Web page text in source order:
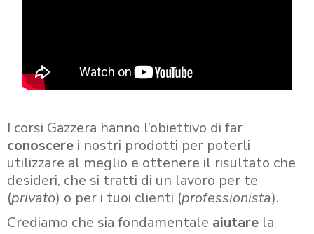
I corsi Gazzera hanno l’obiettivo di far
conoscere i nostri prodotti per poterli
utilizzare al meglio e ottenere il risultato che
desideri, che si tratti di un lavoro per te
(privato) o per i tuoi clienti (professionista).
Crediamo che sia fondamentale aiutare la